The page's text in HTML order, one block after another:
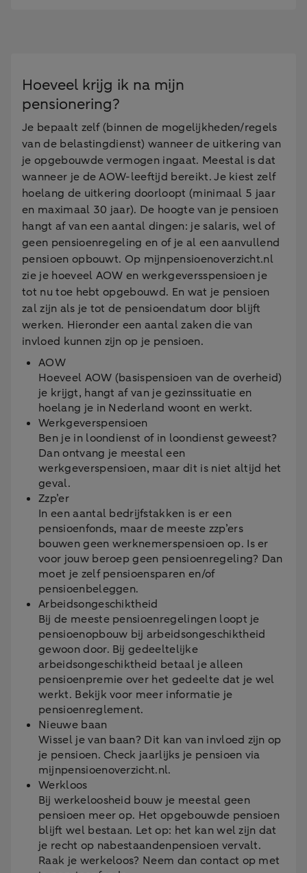
Hoeveel krijg ik na mijn
pensionering?
Je bepaalt zelf (binnen de mogelijkheden/regels
van de belastingdienst) wanneer de uitkering van
je opgebouwde vermogen ingaat. Meestal is dat
wanneer je de AOW-leeftijd bereikt. Je kiest zelf
hoelang de uitkering doorloopt (minimaal 5 jaar
en maximaal 30 jaar). De hoogte van je pensioen
hangt af van een aantal dingen: je salaris, wel of
geen pensioenregeling en of je al een aanvullend
pensioen opbouwt. Op mijnpensioenoverzicht.nl
zie je hoeveel AOW en werkgeversspensioen je
tot nu toe hebt opgebouwd. En wat je pensioen
zal zijn als je tot de pensioendatum door blijft
werken. Hieronder een aantal zaken die van
invloed kunnen zijn op je pensioen.
AOW
Hoeveel AOW (basispensioen van de overheid)
je krijgt, hangt af van je gezinssituatie en
hoelang je in Nederland woont en werkt.
Werkgeverspensioen
Ben je in loondienst of in loondienst geweest?
Dan ontvang je meestal een
werkgeverspensioen, maar dit is niet altijd het
geval.
Zzp’er
In een aantal bedrijfstakken is er een
pensioenfonds, maar de meeste zzp’ers
bouwen geen werknemerspensioen op. Is er
voor jouw beroep geen pensioenregeling? Dan
moet je zelf pensioensparen en/of
pensioenbeleggen.
Arbeidsongeschiktheid
Bij de meeste pensioenregelingen loopt je
pensioenopbouw bij arbeidsongeschiktheid
gewoon door. Bij gedeeltelijke
arbeidsongeschiktheid betaal je alleen
pensioenpremie over het gedeelte dat je wel
werkt. Bekijk voor meer informatie je
pensioenreglement.
Nieuwe baan
Wissel je van baan? Dit kan van invloed zijn op
je pensioen. Check jaarlijks je pensioen via
mijnpensioenoverzicht.nl.
Werkloos
Bij werkeloosheid bouw je meestal geen
pensioen meer op. Het opgebouwde pensioen
blijft wel bestaan. Let op: het kan wel zijn dat
je recht op nabestaandenpensioen vervalt.
Raak je werkeloos? Neem dan contact op met